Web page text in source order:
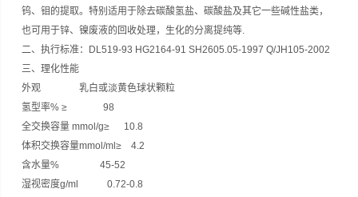
钨、钼的提取。特别适用于除去碳酸氢盐、碳酸盐及其它一些碱性盐类，
也可用于锌、镍废液的回收处理，生化的分离提纯等.
二、执行标准：DL519-93 HG2164-91 SH2605.05-1997 Q/JH105-2002
三、理化性能
外观 乳白或淡黄色球状颗粒
氢型率% ≥ 98
全交换容量 mmol/g≥ 10.8
体积交换容量mmol/ml≥ 4.2
含水量% 45-52
湿视密度g/ml 0.72-0.8